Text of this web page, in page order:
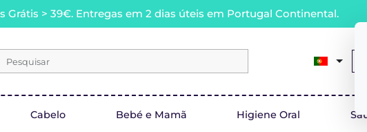
Grátis > 39€. Entregas em 2 dias úteis em Portugal Continental.
Pesquisar
Cabelo Bebé e Mamã Higiene Oral